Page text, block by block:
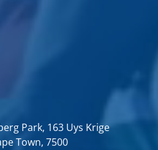
Park, 163 Uys Krige
Town, 7500